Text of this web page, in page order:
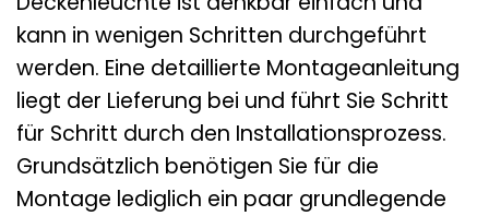
kann in wenigen Schritten durchgeführt
werden. Eine detaillierte Montageanleitung
liegt der Lieferung bei und führt Sie Schritt
für Schritt durch den Installationsprozess.
Grundsätzlich benötigen Sie für die
Montage lediglich ein paar grundlegende